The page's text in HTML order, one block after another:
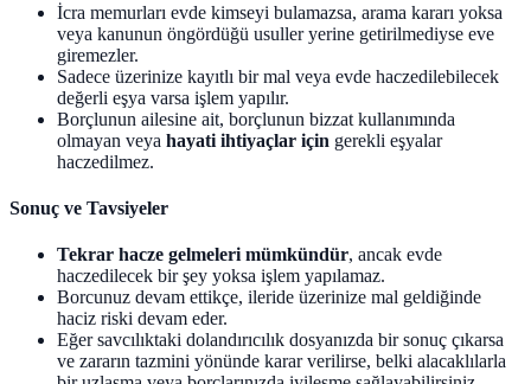
İcra memurları evde kimseyi bulamazsa, arama kararı yoksa
veya kanunun öngördüğü usuller yerine getirilmediyse eve
giremezler.
Sadece üzerinize kayıtlı bir mal veya evde haczedilebilecek
değerli eşya varsa işlem yapılır.
Borçlunun ailesine ait, borçlunun bizzat kullanımında
olmayan veya hayati ihtiyaçlar için gerekli eşyalar
haczedilmez.
Sonuç ve Tavsiyeler
Tekrar hacze gelmeleri mümkündür, ancak evde
haczedilecek bir şey yoksa işlem yapılamaz.
Borcunuz devam ettikçe, ileride üzerinize mal geldiğinde
haciz riski devam eder.
Eğer savcılıktaki dolandırıcılık dosyanızda bir sonuç çıkarsa
ve zararın tazmini yönünde karar verilirse, belki alacaklılarla